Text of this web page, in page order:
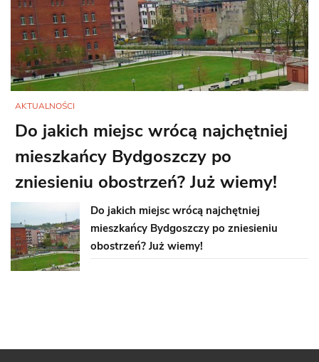
AKTUALNOŚCI
Do jakich miejsc wrócą najchętniej
mieszkańcy Bydgoszczy po
zniesieniu obostrzeń? Już wiemy!
Do jakich miejsc wrócą najchętniej
mieszkańcy Bydgoszczy po zniesieniu
obostrzeń? Już wiemy!